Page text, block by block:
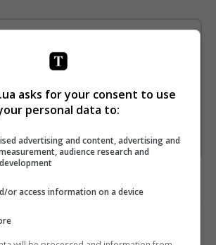
!
Підписатись→
SendPulse
TUMBLR ДІСТАЛАСЯ
asks for your consent to use
personal data to:
advertising and content, advertising and
audience research and
or access information on a device